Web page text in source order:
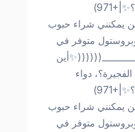
ميزوبروستول متوفر في الفجيرة؟✨|+971)
يمكنني شراء حبوب
متوفر في
الفجيرة؟✨|+971)(524790683________((((((✨أين
دواء
ميزوبروستول متوفر في الفجيرة؟✨|+971)
يمكنني شراء حبوب
متوفر في